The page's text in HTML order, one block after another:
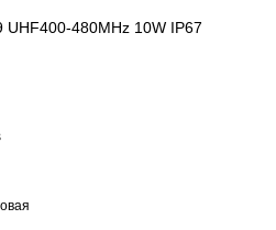
UHF400-480MHz 10W IP67